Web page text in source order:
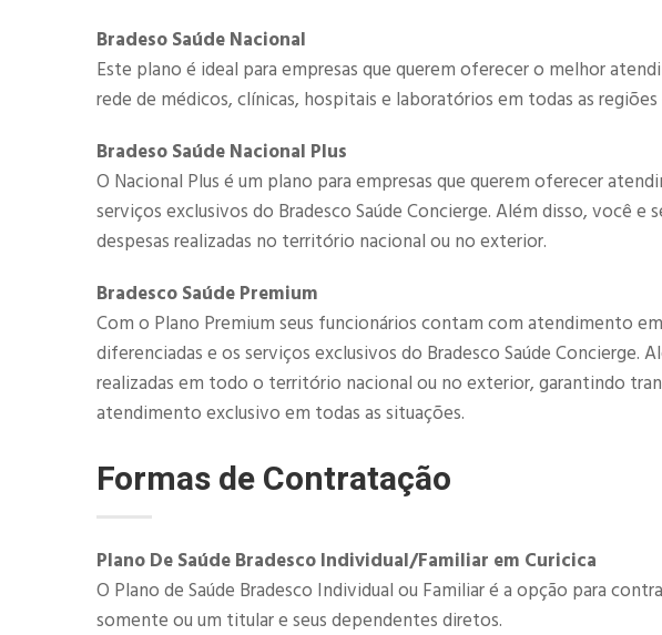
Bradeso Saúde Nacional
Este plano é ideal para empresas que querem oferecer o melhor
rede de médicos, clínicas, hospitais e laboratórios em todas as regiões
Bradeso Saúde Nacional Plus
O Nacional Plus é um plano para empresas que querem oferecer
serviços exclusivos do Bradesco Saúde Concierge. Além disso, você
despesas realizadas no território nacional ou no exterior.
​​Bradesco Saúde Premium
Com o Plano Premium seus funcionários contam com atendimento
diferenciadas e os serviços exclusivos do Bradesco Saúde Concierge.
realizadas em todo o território nacional ou no exterior, garantindo
atendimento exclusivo em todas as situações.
Formas de Contratação
Plano De Saúde Bradesco Individual/Familiar em Curicica
O Plano de Saúde Bradesco Individual ou Familiar é a opção para
somente ou um titular e seus dependentes diretos.